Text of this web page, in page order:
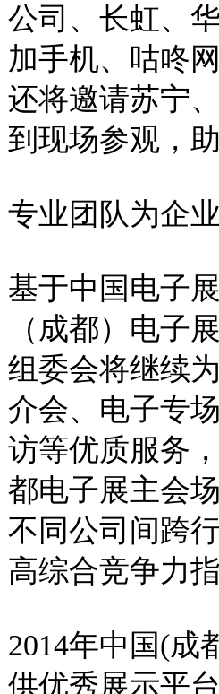
公司、长虹、
加手机、咕咚
还将邀请苏宁
到现场参观，
专业团队为企
基于中国电子
（成都）电子
组委会将继续
介会、电子专
访等优质服务
都电子展主会
不同公司间跨
高综合竞争力
2014年中国(成
供优秀展示平